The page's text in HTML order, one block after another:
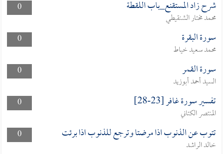
0 شرح زاد المستقنع_باب اللقطة
محمد مختار الشنقيطي
0
سورة البقرة
محمد سعيد خياط
0
سورة القمر
السيد أحمد أبوزيد
0
تفسير سورة غافر [23-28]
المنتصر الكتاني
0
تتوب عن الذنوب اذا مرضتا وترجع للذنوب اذا برئت
خالد الراشد